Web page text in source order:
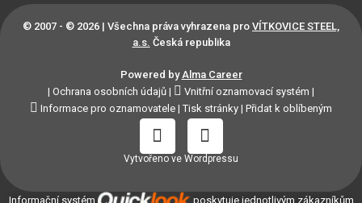
© 2007 - © 2026 | Všechna práva vyhrazena pro VÍTKOVICE STEEL,
a.s. Česká republika
Powered byAlma Career
| Ochrana osobních údajů | Vnitřní oznamovací systém |
Informace pro oznamovatele | Tisk stránky | Přidat k oblíbeným
Vytvořeno ve Wordpressu
Informační systém poskytuje jednotlivým zákazníkům